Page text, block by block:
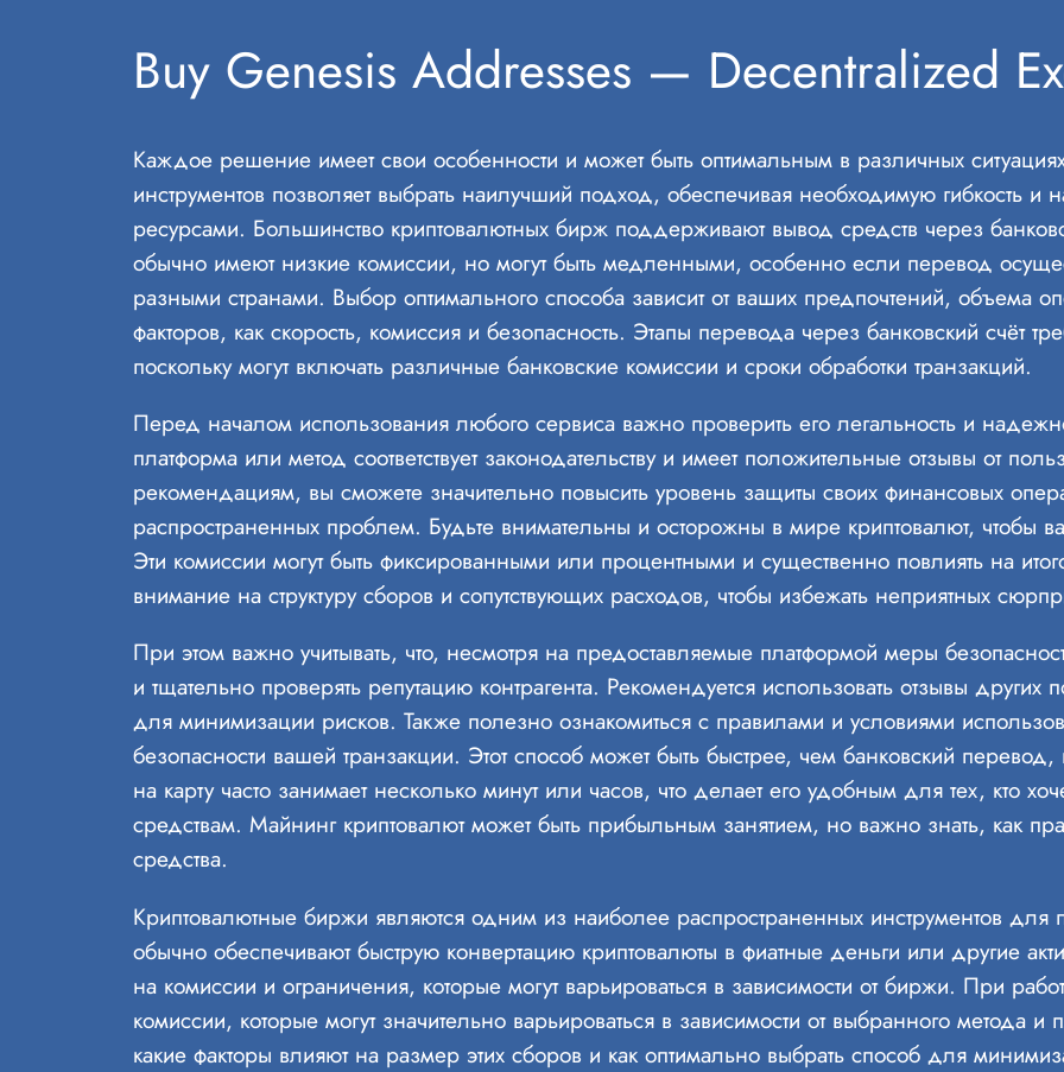
Buy Genesis Addresses — Decentralized
Каждое решение имеет свои особенности и может быть оптимальным в различных
инструментов позволяет выбрать наилучший подход, обеспечивая необходимую гибкость
ресурсами. Большинство криптовалютных бирж поддерживают вывод средств через
обычно имеют низкие комиссии, но могут быть медленными, особенно если перевод
разными странами. Выбор оптимального способа зависит от ваших предпочтений, объема
факторов, как скорость, комиссия и безопасность. Этапы перевода через банковский счёт
поскольку могут включать различные банковские комиссии и сроки обработки транзакций.
Перед началом использования любого сервиса важно проверить его легальность и
платформа или метод соответствует законодательству и имеет положительные отзывы от
рекомендациям, вы сможете значительно повысить уровень защиты своих финансовых
распространенных проблем. Будьте внимательны и осторожны в мире криптовалют, чтобы
Эти комиссии могут быть фиксированными или процентными и существенно повлиять на
внимание на структуру сборов и сопутствующих расходов, чтобы избежать неприятных
При этом важно учитывать, что, несмотря на предоставляемые платформой меры
и тщательно проверять репутацию контрагента. Рекомендуется использовать отзывы
для минимизации рисков. Также полезно ознакомиться с правилами и условиями
безопасности вашей транзакции. Этот способ может быть быстрее, чем банковский
на карту часто занимает несколько минут или часов, что делает его удобным для тех, кто
средствам. Майнинг криптовалют может быть прибыльным занятием, но важно знать, как
средства.
Криптовалютные биржи являются одним из наиболее распространенных инструментов для
обычно обеспечивают быструю конвертацию криптовалюты в фиатные деньги или другие
на комиссии и ограничения, которые могут варьироваться в зависимости от биржи. При
комиссии, которые могут значительно варьироваться в зависимости от выбранного метода
какие факторы влияют на размер этих сборов и как оптимально выбрать способ для